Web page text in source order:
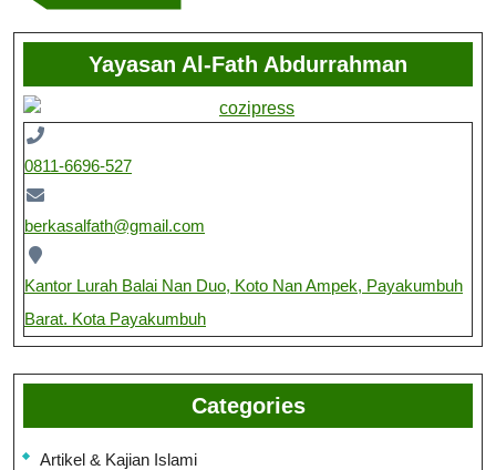
Yayasan Al-Fath Abdurrahman
0811-6696-527
berkasalfath@gmail.com
Kantor Lurah Balai Nan Duo, Koto Nan Ampek, Payakumbuh
Barat. Kota Payakumbuh
Categories
Artikel & Kajian Islami